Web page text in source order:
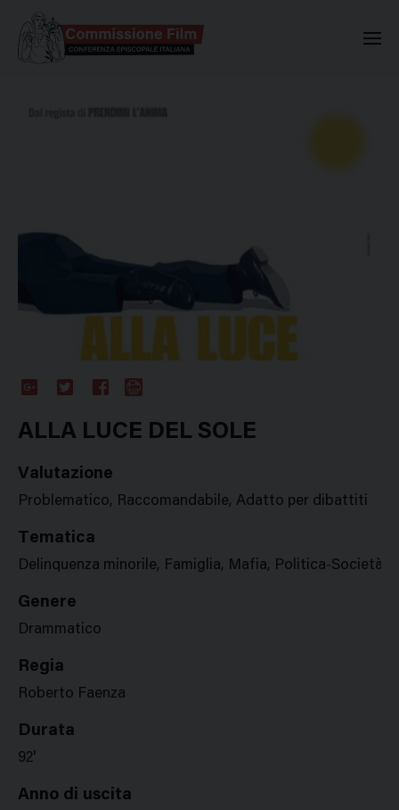
Plus
ALLA LUCE DEL SOLE
Valutazione
Problematico, Raccomandabile, Adatto per dibattiti
Tematica
Delinquenza minorile, Famiglia, Mafia, Politica-Società,
Genere
Drammatico
Regia
Roberto Faenza
Durata
92'
Anno di uscita